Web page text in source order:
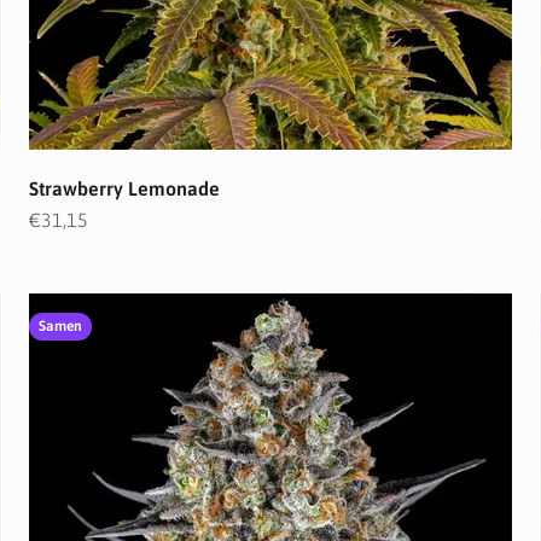
Strawberry Lemonade
Angebot
€31,15
Samen